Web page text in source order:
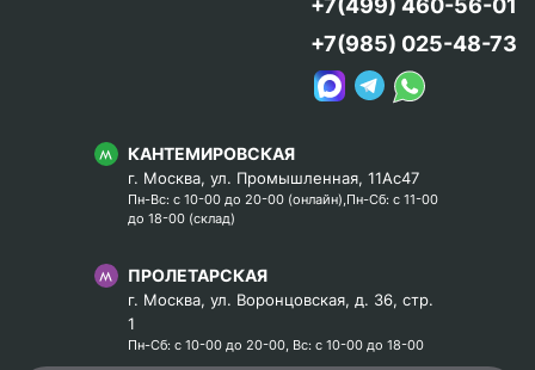
КАНТЕМИРОВСКАЯ
г. Москва, ул. Промышленная, 11Ас47
Пн-Вс: с 10-00 до 20-00 (онлайн),Пн-Сб: с 11-00
до 18-00 (склад)
ПРОЛЕТАРСКАЯ
г. Москва, ул. Воронцовская, д. 36, стр.
1
Пн-Сб: с 10-00 до 20-00, Вс: с 10-00 до 18-00
+7(499) 460-56-01
+7(985) 025-48-73